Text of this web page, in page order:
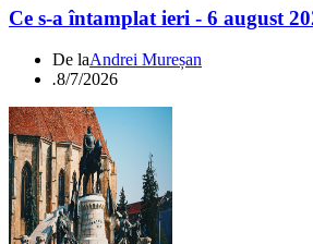
Ce s-a întamplat ieri - 6 august
De laAndrei Mureșan
.8/7/2026